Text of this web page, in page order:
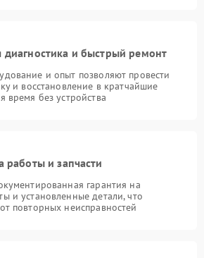
диагностика и быстрый ремонт
и опыт позволяют провести
и восстановление в кратчайшие
время без устройства
работы и запчасти
гарантия на
и установленные детали, что
повторных неисправностей